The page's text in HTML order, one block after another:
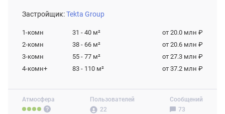
Атмосфера
Пользователей
22
Сообщений
73
Застройщик:Tekta Group
1-комн 31 - 40 м²
от 20.0 млн ₽
2-комн
38 - 66 м²
от 20.6 млн ₽
3-комн
55 - 77 м²
от 27.3 млн ₽
4-комн+
83 - 110 м² от 37.2 млн ₽